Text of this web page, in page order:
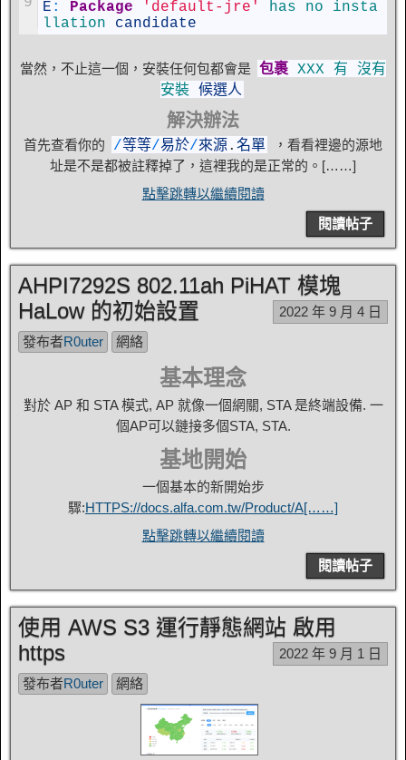
E : Package 'default-jre' has no insta
llation candidate
當然，不止這一個，安裝任何包都會是 包裹 XXX 有 沒有
安裝 候選人
解決辦法
首先查看你的 /等等/易於/來源. 名單
，看看裡邊的源地
址是不是都被註釋掉了，這裡我的是正常的。[……]
點擊跳轉以繼續閱讀
閱讀帖子
AHPI7292S 802.11ah PiHAT 模塊
HaLow 的初始設置
2022 年 9 月 4 日
發布者R0uter 網絡
基本理念
對於 AP 和 STA 模式, AP 就像一個網關, STA 是終端設備. 一
個AP可以鏈接多個STA, STA.
基地開始
一個基本的新開始步
驟:HTTPS://docs.alfa.com.tw/Product/A[……]
點擊跳轉以繼續閱讀
閱讀帖子
使用 AWS S3 運行靜態網站 啟用
https
2022 年 9 月 1 日
發布者R0uter 網絡